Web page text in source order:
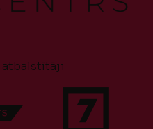
atbalstītāji